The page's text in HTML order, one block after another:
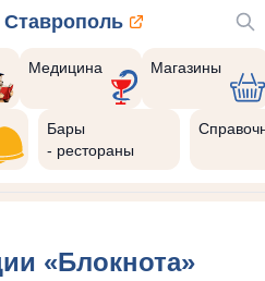
Ставрополь
Медицина Магазины
Бары
- рестораны
«Блокнота»